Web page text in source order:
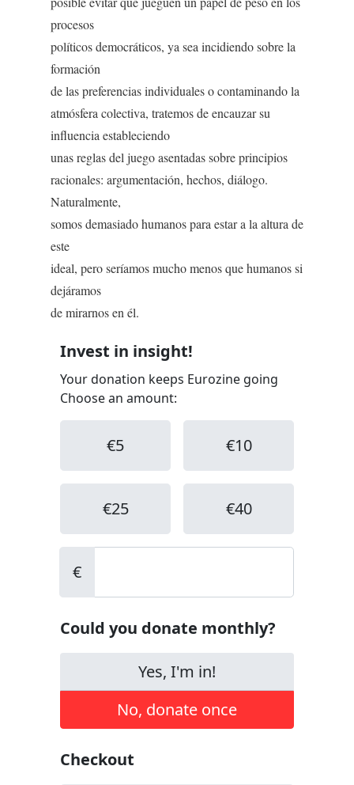
procesos
políticos democráticos, ya sea incidiendo sobre la
formación
de las preferencias individuales o contaminando la
atmósfera colectiva, tratemos de encauzar su
influencia estableciendo
unas reglas del juego asentadas sobre principios
racionales: argumentación, hechos, diálogo.
Naturalmente,
somos demasiado humanos para estar a la altura de
este
ideal, pero seríamos mucho menos que humanos si
dejáramos
de mirarnos en él.